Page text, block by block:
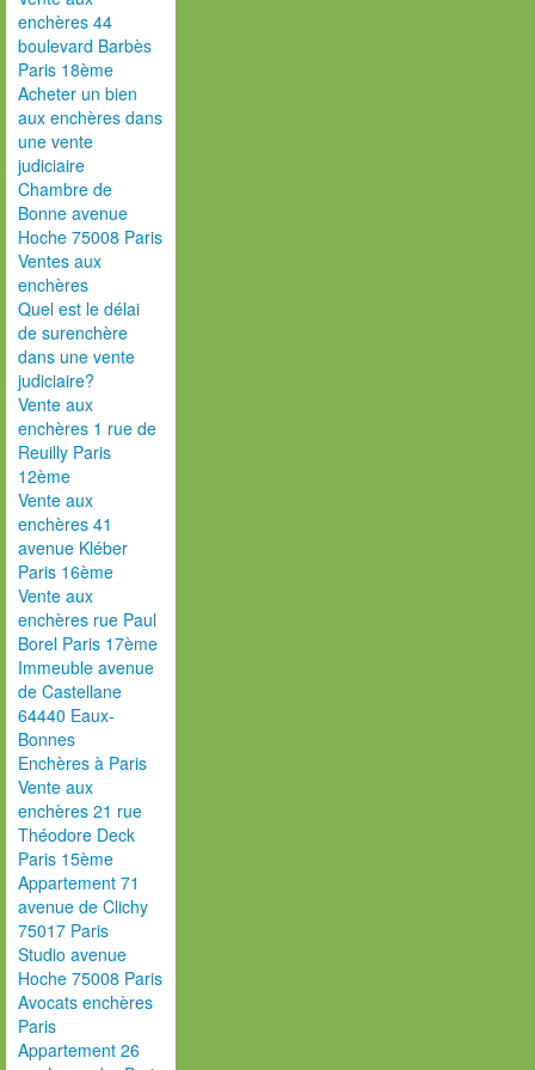
enchères 44
boulevard Barbès
Paris 18ème
Acheter un bien
aux enchères dans
une vente
judiciaire
Chambre de
Bonne avenue
Hoche 75008 Paris
Ventes aux
enchères
Quel est le délai
de surenchère
dans une vente
judiciaire?
Vente aux
enchères 1 rue de
Reuilly Paris
12ème
Vente aux
enchères 41
avenue Kléber
Paris 16ème
Vente aux
enchères rue Paul
Borel Paris 17ème
Immeuble avenue
de Castellane
64440 Eaux-
Bonnes
Enchères à Paris
Vente aux
enchères 21 rue
Théodore Deck
Paris 15ème
Appartement 71
avenue de Clichy
75017 Paris
Studio avenue
Hoche 75008 Paris
Avocats enchères
Paris
Appartement 26